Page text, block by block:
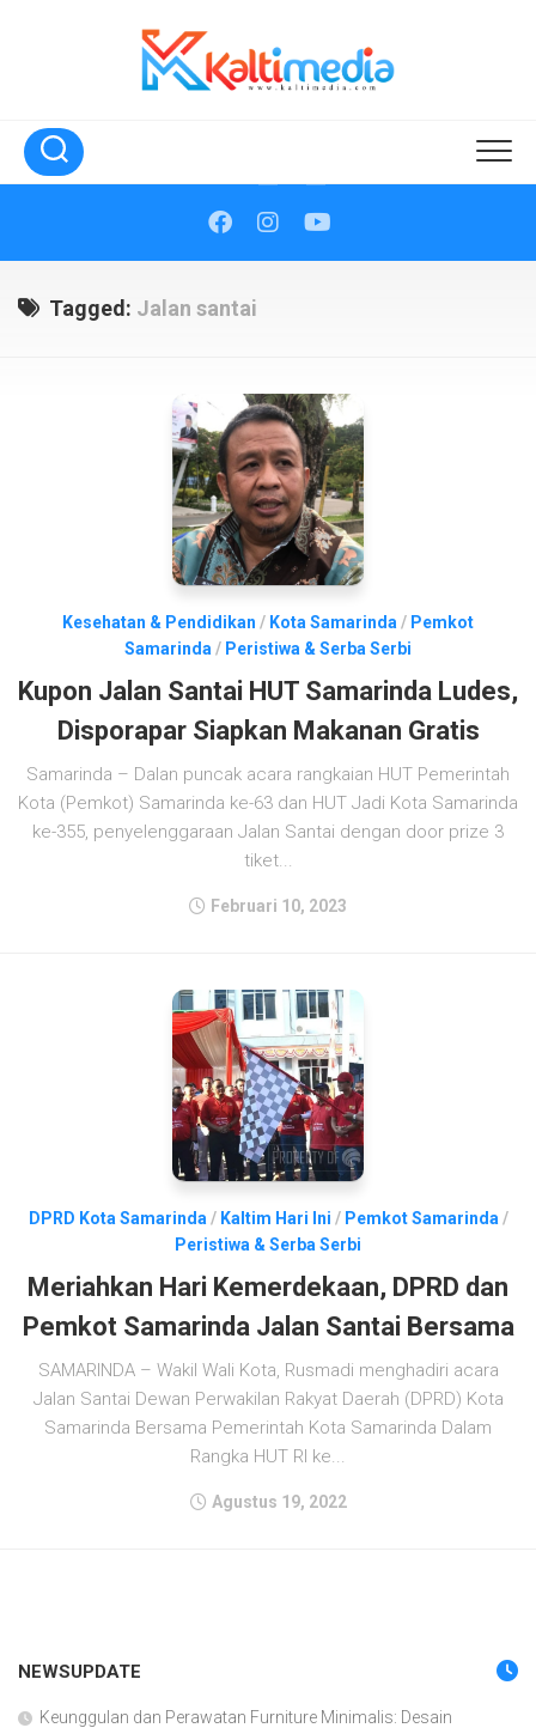
Tagged: Jalan santai
Kesehatan & Pendidikan / Kota Samarinda / Pemkot
Samarinda / Peristiwa & Serba Serbi
Kupon Jalan Santai HUT Samarinda Ludes,
Disporapar Siapkan Makanan Gratis
Samarinda – Dalan puncak acara rangkaian HUT Pemerintah
Kota (Pemkot) Samarinda ke-63 dan HUT Jadi Kota Samarinda
ke-355, penyelenggaraan Jalan Santai dengan door prize 3
tiket...
Februari 10, 2023
DPRD Kota Samarinda / Kaltim Hari Ini / Pemkot Samarinda /
Peristiwa & Serba Serbi
Meriahkan Hari Kemerdekaan, DPRD dan
Pemkot Samarinda Jalan Santai Bersama
SAMARINDA – Wakil Wali Kota, Rusmadi menghadiri acara
Jalan Santai Dewan Perwakilan Rakyat Daerah (DPRD) Kota
Samarinda Bersama Pemerintah Kota Samarinda Dalam
Rangka HUT RI ke...
Agustus 19, 2022
NEWSUPDATE
Keunggulan dan Perawatan Furniture Minimalis: Desain